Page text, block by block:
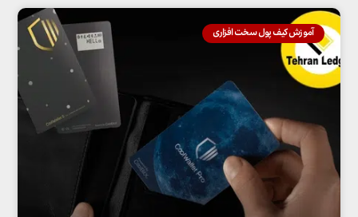
آموزش کیف پول سخت افزاری